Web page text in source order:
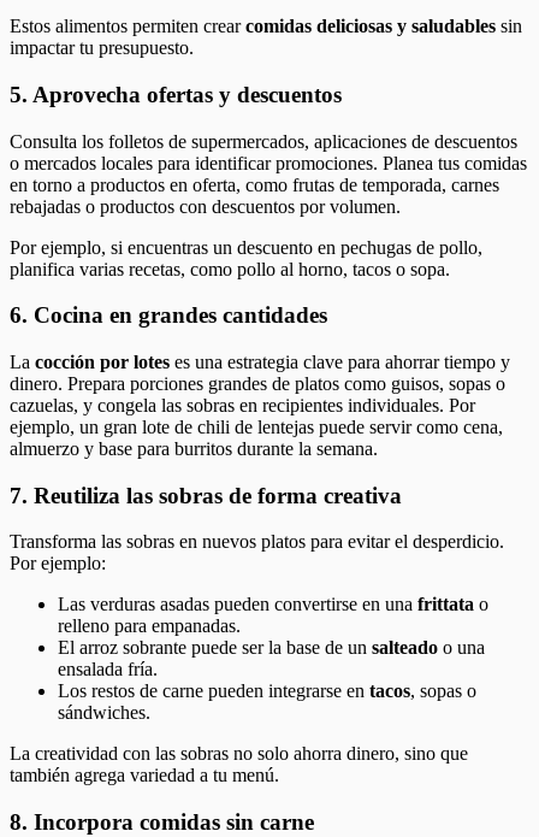
Estos alimentos permiten crearcomidas deliciosas y saludables sin
impactar tu presupuesto.
5. Aprovecha ofertas y descuentos
Consulta los folletos de supermercados, aplicaciones de descuentos
o mercados locales para identificar promociones. Planea tus comidas
en torno a productos en oferta, como frutas de temporada, carnes
rebajadas o productos con descuentos por volumen.
Por ejemplo, si encuentras un descuento en pechugas de pollo,
planifica varias recetas, como pollo al horno, tacos o sopa.
6. Cocina en grandes cantidades
La cocción por lotes es una estrategia clave para ahorrar tiempo y
dinero. Prepara porciones grandes de platos como guisos, sopas o
cazuelas, y congela las sobras en recipientes individuales. Por
ejemplo, un gran lote de chili de lentejas puede servir como cena,
almuerzo y base para burritos durante la semana.
7. Reutiliza las sobras de forma creativa
Transforma las sobras en nuevos platos para evitar el desperdicio.
Por ejemplo:
Las verduras asadas pueden convertirse en una frittata o
relleno para empanadas.
El arroz sobrante puede ser la base de un salteado o una
ensalada fría.
Los restos de carne pueden integrarse en tacos, sopas o
sándwiches.
La creatividad con las sobras no solo ahorra dinero, sino que
también agrega variedad a tu menú.
8. Incorpora comidas sin carne